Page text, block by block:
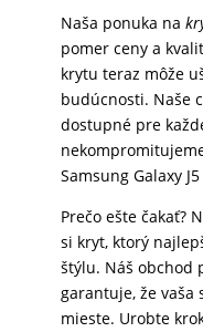
Naša ponuka na
pomer ceny a
krytu teraz môže
budúcnosti. Naše
dostupné pre
Samsung Galaxy
Prečo ešte čakať?
si kryt, ktorý
štýlu. Náš obchod
garantuje, že vaša
mieste. Urobte